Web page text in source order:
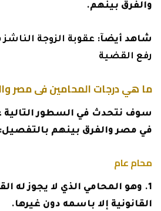
والفرق بينهم.
شاهد أيضآ: عقوبة الزوجة الناشز
رفع القضية
ما هي درجات المحامين فى مصر
سوف نتحدث في السطور التالية
في مصر والفرق بينهم بالتفصيل:
محام عام
وهو المحامي الذي لا يجوز له
القانونية إلا باسمه دون غيرها.